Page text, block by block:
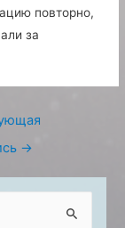
повторно,
за
→